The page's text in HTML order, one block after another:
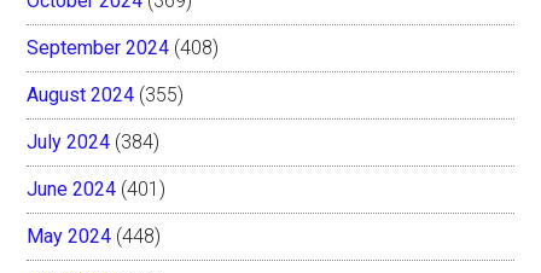
September 2024 (408)
August 2024 (355)
July 2024 (384)
June 2024 (401)
May 2024 (448)